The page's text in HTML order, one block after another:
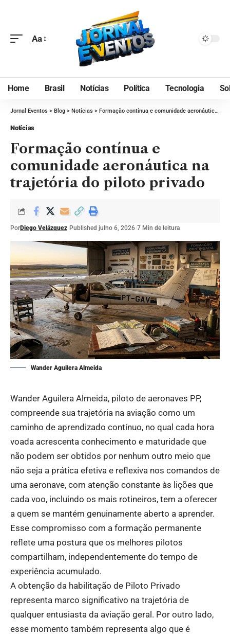
Aa
Home Brasil Notícias Política Tecnologia
Jornal Eventos > Blog > Notícias > Formação contínua e comunidade aeronáutica na trajetória do piloto privado
Notícias
Formação contínua e
comunidade aeronáutica na
trajetória do piloto privado
PorDiego Velázquez Published julho 6, 2026 7 Min de leitura
Wander Aguilera Almeida
Wander Aguilera Almeida, piloto de aeronaves PP,
compreende sua trajetória na aviação como um
caminho de aprendizado contínuo, no qual cada hora
voada acrescenta conhecimento e maturidade que
não podem ser obtidos por nenhum outro meio que
não seja a prática efetiva e reflexiva nos comandos de
uma aeronave, com atenção constante às lições que
cada voo, incluindo os mais rotineiros, tem a oferecer
a quem se mantém genuinamente aberto a aprender.
Esse compromisso com a formação permanente
reflete uma postura que os melhores pilotos
compartilham, independentemente do tempo de
experiência acumulado.
A obtenção da habilitação de Piloto Privado
representa marco significativo na trajetória de
qualquer entusiasta da aviação geral. Por outro lado,
esse momento também representa algo que é